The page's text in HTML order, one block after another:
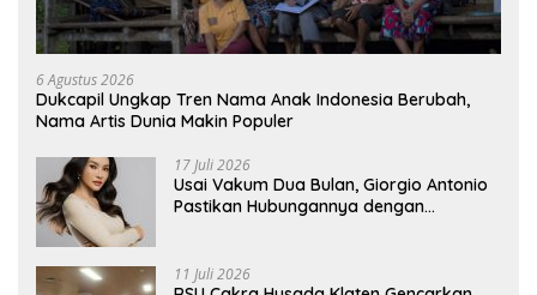
6 Agustus 2026
Dukcapil Ungkap Tren Nama Anak Indonesia Berubah,
Nama Artis Dunia Makin Populer
17 Juli 2026
Usai Vakum Dua Bulan, Giorgio Antonio
Pastikan Hubungannya dengan
11 Juli 2026